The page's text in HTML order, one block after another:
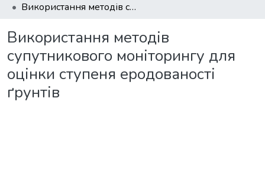
Використання методів супутникового моніторингу для оцінки ступеня еродованості ґрунтів
Використання методів
супутникового моніторингу для
оцінки ступеня еродованості
ґрунтів